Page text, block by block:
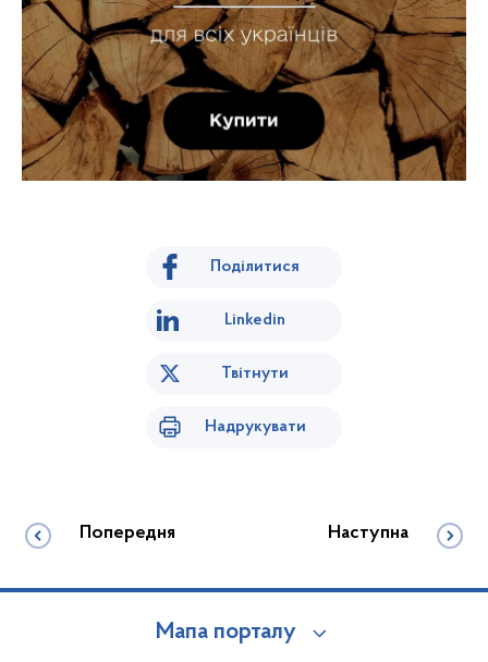
Поділитися
Linkedin
Твітнути
Надрукувати
Попередня Наступна
Мапа порталу